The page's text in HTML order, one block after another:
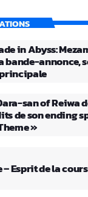
in Abyss:
bande-annonce,
san of Reiwa
de son ending
»
Esprit de la